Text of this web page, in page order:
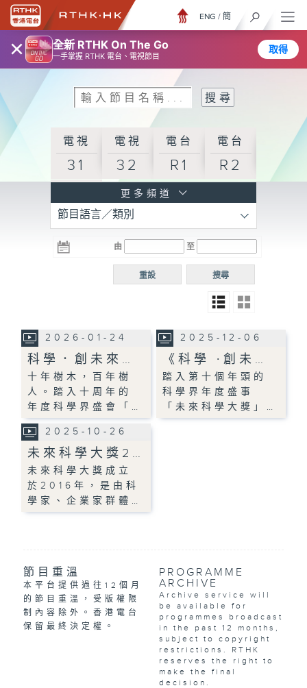
× 全新 RTHK On The Go
一手掌握 RTHK 電台、電視節目
取得
ENG / 簡
電視
31
電視
32
電台
R1
電台
R2
R3
電台 電台
R5
電台
普通
更多頻道
節目語言／類別
由 至
搜尋
重設
2026-01-24
科學．創未來…
十年樹木，百年樹
人。踏入十周年的
年度科學界盛會「…
2025-12-06
《科學 ∙創未…
踏入第十個年頭的
科學界年度盛事
「未來科學大獎」…
2025-10-26
未來科學大獎2…
未來科學大獎成立
於2016年，是由科
學家、企業家群體…
節目重溫
本平台提供過往12個月
的節目重溫，受版權限
制內容除外。香港電台
保留最終決定權。
PROGRAMME
ARCHIVE
Archive service will
be available for
programmes broadcast
in the past 12 months,
subject to copyright
restrictions. RTHK
reserves the right to
make the final
decision.